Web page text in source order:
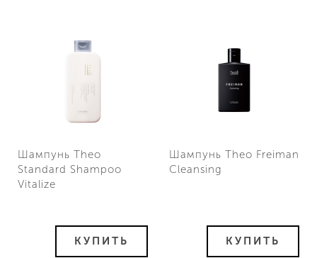
Шампунь Theo
Standard Shampoo
Vitalize
КУПИТЬ
Шампунь Theo Freiman
Cleansing
КУПИТЬ